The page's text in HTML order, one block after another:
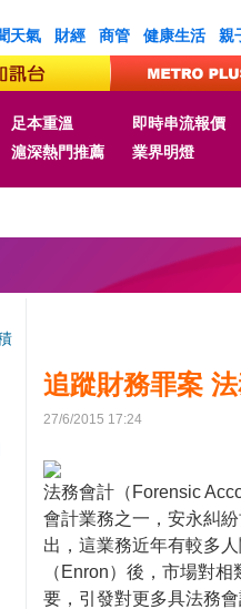
天氣 財經 商管 健康生活 親
足本重溫
即時串流報價
滬深熱門推薦 業界明燈
追蹤財務罪案
27/6/2015 17:24
法務會計（Forensic
會計業務之一，安永糾
出，這業務近年有較多
（Enron）後，市場對
要，引發對更多具法務